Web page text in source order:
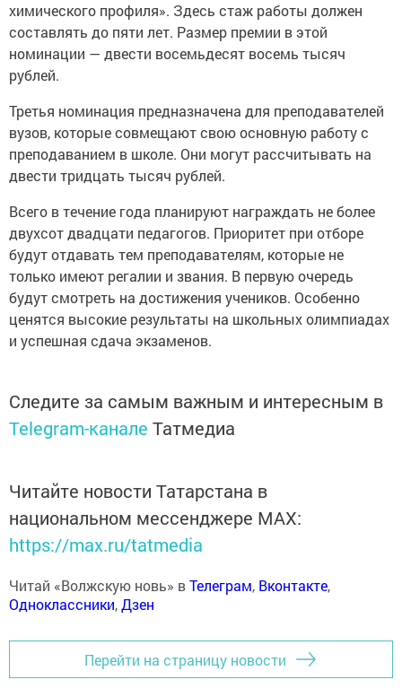
химического профиля». Здесь стаж работы должен
составлять до пяти лет. Размер премии в этой
номинации — двести восемьдесят восемь тысяч
рублей.
Третья номинация предназначена для преподавателей
вузов, которые совмещают свою основную работу с
преподаванием в школе. Они могут рассчитывать на
двести тридцать тысяч рублей.
Всего в течение года планируют награждать не более
двухсот двадцати педагогов. Приоритет при отборе
будут отдавать тем преподавателям, которые не
только имеют регалии и звания. В первую очередь
будут смотреть на достижения учеников. Особенно
ценятся высокие результаты на школьных олимпиадах
и успешная сдача экзаменов.
Следите за самым важным и интересным в
Telegram-канале Татмедиа
Читайте новости Татарстана в
национальном мессенджере MАХ:
https://max.ru/tatmedia
Читай «Волжскую новь» вТелеграм, Вконтакте,
Одноклассники,Дзен
Перейти на страницу новости